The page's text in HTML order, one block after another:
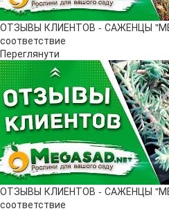
ОТЗЫВЫ КЛИЕНТОВ - САЖЕНЦЫ
соответствие
Переглянути
ОТЗЫВЫ КЛИЕНТОВ - САЖЕНЦЫ
соответствие